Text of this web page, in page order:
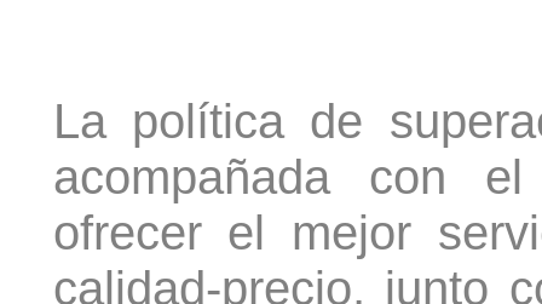
La política de
acompañada con
ofrecer el mejor
calidad-precio, junto